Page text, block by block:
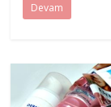
Devam